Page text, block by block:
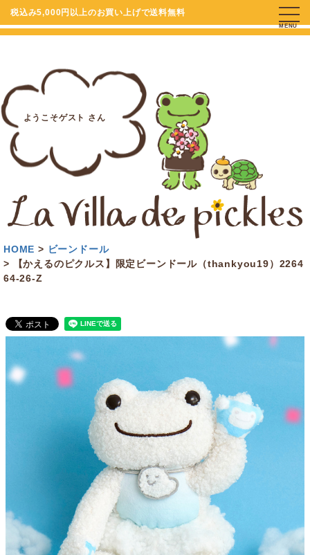
税込み5,000円以上のお買い上げで送料無料
ようこそゲスト さん
MENU
HOME
ビーンドール
【かえるのピクルス】限定ビーンドール（thankyou19）2264
64-26-Z